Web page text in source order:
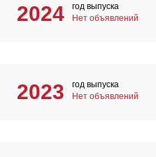
2024
год выпуска
Нет объявлений
2023
год выпуска
Нет объявлений